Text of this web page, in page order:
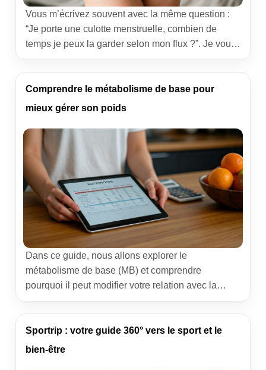
Vous m’écrivez souvent avec la même question :
“Je porte une culotte menstruelle, combien de
temps je peux la garder selon mon flux ?”. Je vous
guide vous accompagne, sans tabou, pour calibrer
votre temps de port, choisir la […]
Comprendre le métabolisme de base pour
mieux gérer son poids
Dans ce guide, nous allons explorer le
métabolisme de base (MB) et comprendre
pourquoi il peut modifier votre relation avec la
nutrition qui respecte votre corps et vos objectifs.
En tant que coach, j’accompagne mes clientes pas
Sportrip : votre guide 360° vers le sport et le
bien-être